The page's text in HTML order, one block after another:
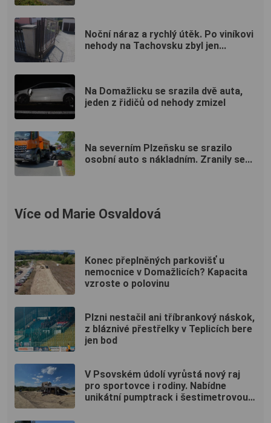
Noční náraz a rychlý útěk. Po viníkovi
nehody na Tachovsku zbyl jen...
Na Domažlicku se srazila dvě auta,
jeden z řidičů od nehody zmizel
Na severním Plzeňsku se srazilo
osobní auto s nákladním. Zranily se...
Více od Marie Osvaldová
Konec přeplněných parkovišť u
nemocnice v Domažlicích? Kapacita
vzroste o polovinu
Plzni nestačil ani tříbrankový náskok,
z bláznivé přestřelky v Teplicích bere
jen bod
V Psovském údolí vyrůstá nový raj
pro sportovce i rodiny. Nabídne
unikátní pumptrack i šestimetrovou